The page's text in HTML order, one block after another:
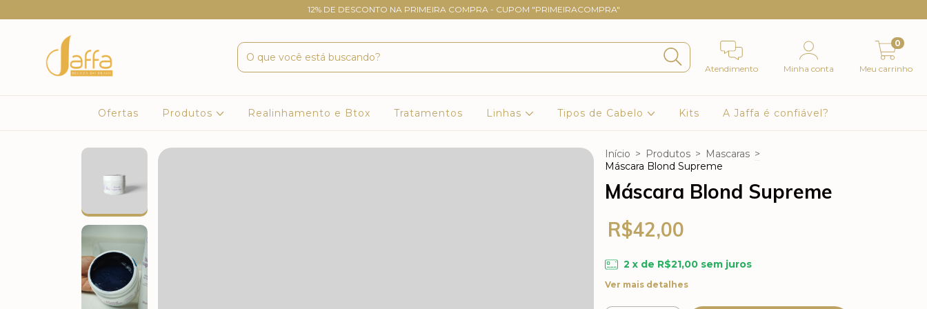
12% DE DESCONTO NA PRIMEIRA COMPRA - CUPOM "PRIMEIRACOMPRA"
Atendimento Minha conta Meu carrinho
0
Ofertas Produtos Realinhamento e Btox Tratamentos Linhas Tipos de Cabelo Kits A Jaffa é confiável?
Início > Produtos > Mascaras >
Máscara Blond Supreme
Máscara Blond Supreme
R$42,00
2 x de R$21,00 sem juros
Ver mais detalhes